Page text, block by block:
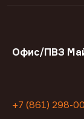
Офис/ПВЗ
+7 (861) 298-